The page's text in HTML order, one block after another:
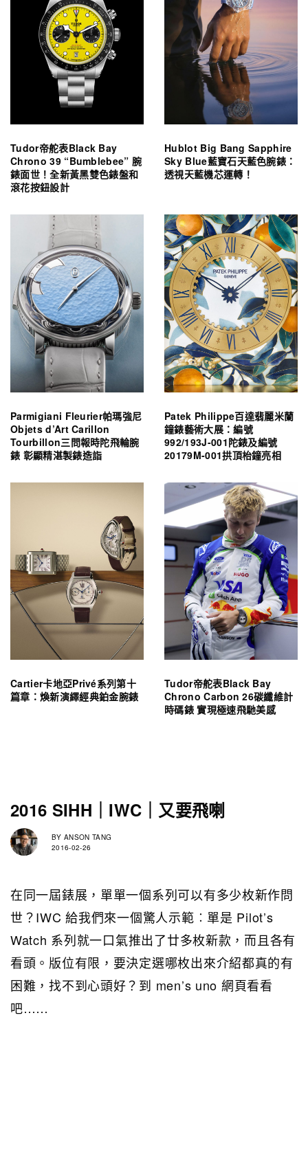
Tudor帝舵表Black Bay
Chrono 39 “Bumblebee” 腕
錶面世！全新黃黑雙色錶盤和
滾花按鈕設計
Hublot Big Bang Sapphire
Sky Blue藍寶石天藍色腕錶：
透視天藍機芯運轉！
Parmigiani Fleurier帕瑪強尼
Objets d’Art Carillon
Tourbillon三問報時陀飛輪腕
錶 彰顯精湛製錶造詣
Patek Philippe百達翡麗米蘭
鐘錶藝術大展：編號
992/193J-001陀錶及編號
20179M-001拱頂枱鐘亮相
Cartier卡地亞Privé系列第十
篇章：煥新演繹經典鉑金腕錶
Tudor帝舵表Black Bay
Chrono Carbon 26碳纖維計
時碼錶 實現極速飛馳美感
2016 SIHH｜IWC｜又要飛喇
BY ANSON TANG
2016-02-26
在同一屆錶展，單單一個系列可以有多少枚新作問
世？IWC 給我們來一個驚人示範︰單是 Pilot’s
Watch 系列就一口氣推出了廿多枚新款，而且各有
看頭。版位有限，要決定選哪枚出來介紹都真的有
困難，找不到心頭好？到 men’s uno 網頁看看
吧……